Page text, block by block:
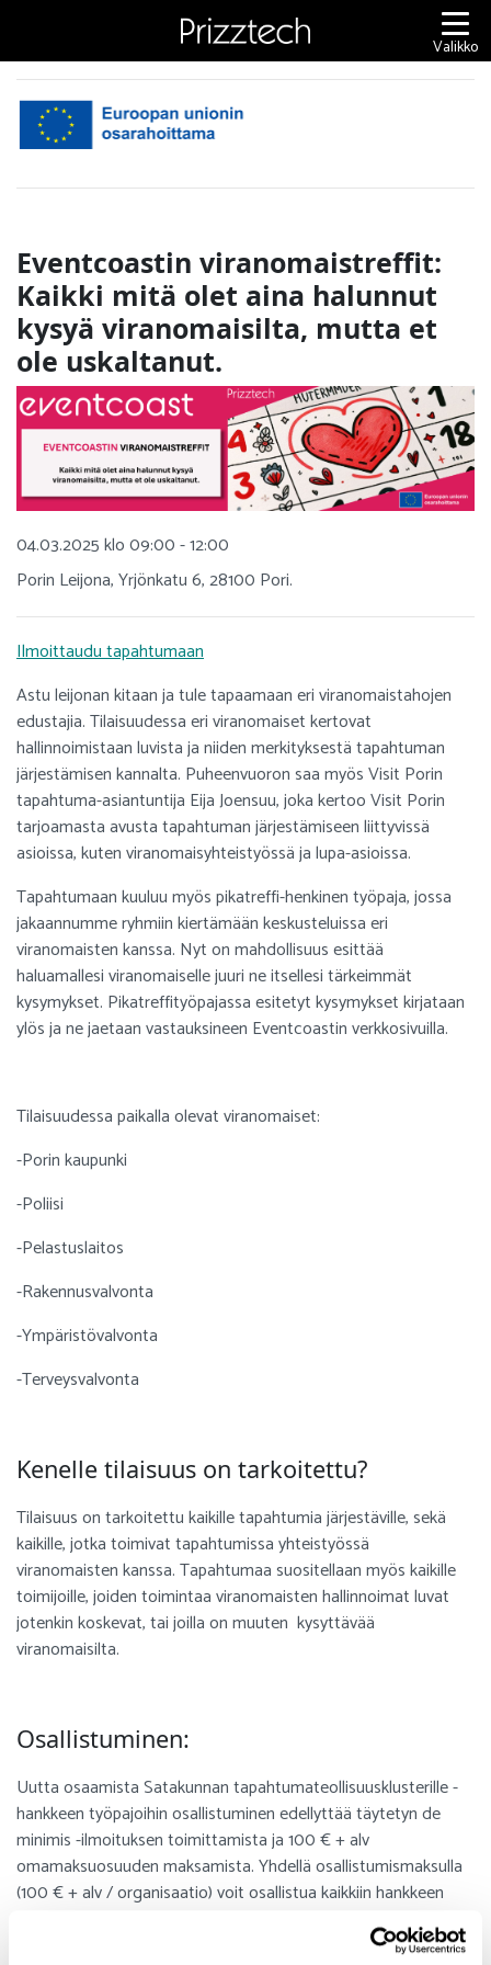
Valikko
Eventcoastin viranomaistreffit:
Kaikki mitä olet aina halunnut
kysyä viranomaisilta, mutta et
ole uskaltanut.
04.03.2025 klo 09:00 - 12:00
Porin Leijona, Yrjönkatu 6, 28100 Pori.
Ilmoittaudu tapahtumaan
Astu leijonan kitaan ja tule tapaamaan eri viranomaistahojen
edustajia. Tilaisuudessa eri viranomaiset kertovat
hallinnoimistaan luvista ja niiden merkityksestä tapahtuman
järjestämisen kannalta. Puheenvuoron saa myös Visit Porin
tapahtuma-asiantuntija Eija Joensuu, joka kertoo Visit Porin
tarjoamasta avusta tapahtuman järjestämiseen liittyvissä
asioissa, kuten viranomaisyhteistyössä ja lupa-asioissa.
Tapahtumaan kuuluu myös pikatreffi-henkinen työpaja, jossa
jakaannumme ryhmiin kiertämään keskusteluissa eri
viranomaisten kanssa. Nyt on mahdollisuus esittää
haluamallesi viranomaiselle juuri ne itsellesi tärkeimmät
kysymykset. Pikatreffityöpajassa esitetyt kysymykset kirjataan
ylös ja ne jaetaan vastauksineen Eventcoastin verkkosivuilla.
Tilaisuudessa paikalla olevat viranomaiset:
-Porin kaupunki
-Poliisi
-Pelastuslaitos
-Rakennusvalvonta
-Ympäristövalvonta
-Terveysvalvonta
Kenelle tilaisuus on tarkoitettu?
Tilaisuus on tarkoitettu kaikille tapahtumia järjestäville, sekä
kaikille, jotka toimivat tapahtumissa yhteistyössä
viranomaisten kanssa. Tapahtumaa suositellaan myös kaikille
toimijoille, joiden toimintaa viranomaisten hallinnoimat luvat
jotenkin koskevat, tai joilla on muuten kysyttävää
viranomaisilta.
Osallistuminen:
Uutta osaamista Satakunnan tapahtumateollisuusklusterille -
hankkeen työpajoihin osallistuminen edellyttää täytetyn de
minimis -ilmoituksen toimittamista ja 100 € + alv
omamaksuosuuden maksamista. Yhdellä osallistumismaksulla
(100 € + alv / organisaatio) voit osallistua kaikkiin hankkeen
järjestämiin koulutuksiin vuoden 2027 kesään asti. Maksu on
toimijakohtainen ja osallistujia per toimija voi olla 1–3 / tilaisuus.